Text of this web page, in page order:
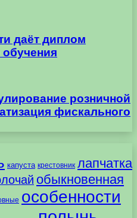
даёт диплом
обучения
розничной
фискального
капуста крестовник лапчатка
обыкновенная
особенности